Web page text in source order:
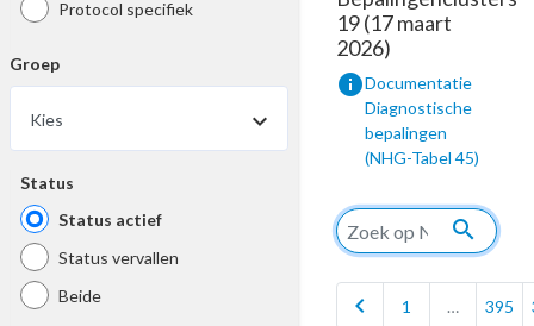
Protocol specifiek
Groep
Kies
Status
Status actief
Status vervallen
Beide
19 (17 maart
2026)
infoDocumentatie
Diagnostische
bepalingen
(NHG-Tabel 45)
search
chevron_left 1 … 395